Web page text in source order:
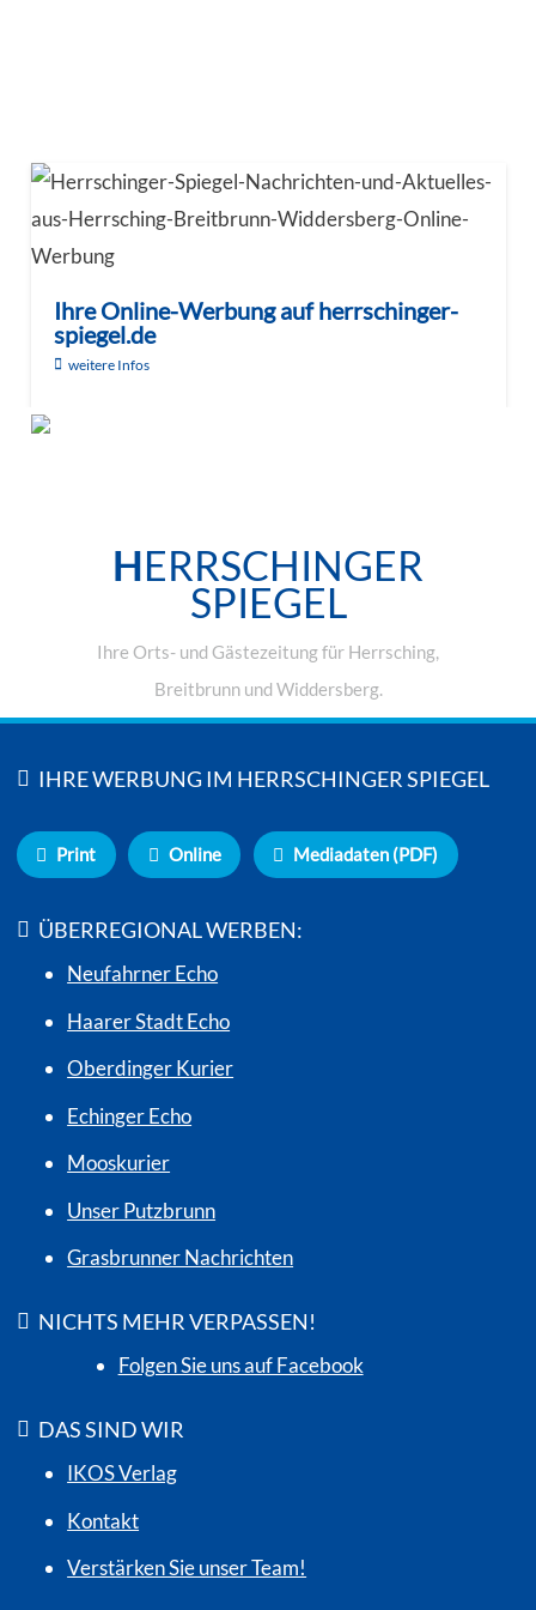
Ihre Online-Werbung auf herrschinger-
spiegel.de
weitere Infos
HERRSCHINGER
SPIEGEL
Ihre Orts- und Gästezeitung für Herrsching,
Breitbrunn und Widdersberg.
IHRE WERBUNG IM HERRSCHINGER SPIEGEL
Print Online Mediadaten (PDF)
ÜBERREGIONAL WERBEN:
Neufahrner Echo
Haarer Stadt Echo
Oberdinger Kurier
Echinger Echo
Mooskurier
Unser Putzbrunn
Grasbrunner Nachrichten
NICHTS MEHR VERPASSEN!
Folgen Sie uns auf Facebook
DAS SIND WIR
IKOS Verlag
Kontakt
Verstärken Sie unser Team!